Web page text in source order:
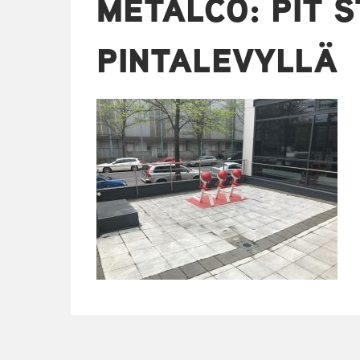
METALCO: PIT
PINTALEVYLLÄ